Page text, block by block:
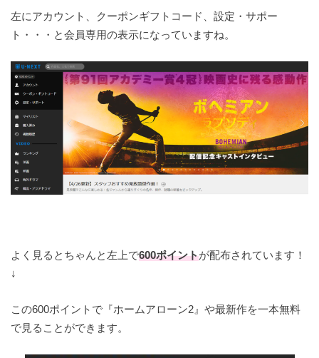
左にアカウント、クーポンギフトコード、設定・サポー
ト・・・と会員専用の表示になっていますね。
よく見るとちゃんと左上で600ポイントが配布されています！
↓
この600ポイントで『ホームアローン2』や最新作を一本無料
で見ることができます。